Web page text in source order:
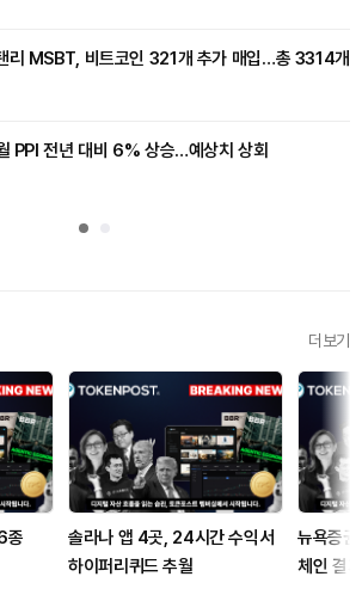
리 MSBT, 비트코인 321개 추가 매입…총 3314개
PPI 전년 대비 6% 상승…예상치 상회
더보기
종
솔라나 앱 4곳, 24시간 수익서
하이퍼리퀴드 추월
뉴욕증
체인 결